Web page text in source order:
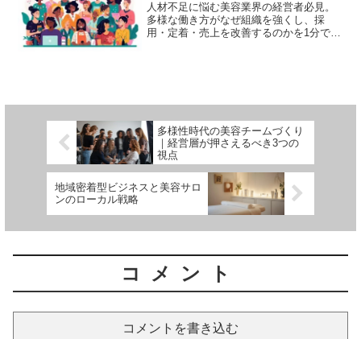
人材不足に悩む美容業界の経営者必見。
多様な働き方がなぜ組織を強くし、採
用・定着・売上を改善するのかを1分で解
多様性時代の美容チームづくり
｜経営層が押さえるべき3つの
視点
地域密着型ビジネスと美容サロ
ンのローカル戦略
コメント
コメントを書き込む